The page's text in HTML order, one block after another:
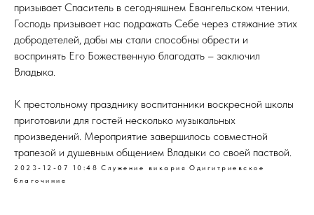
призывает Спаситель в сегодняшнем Евангельском чтении.
Господь призывает нас подражать Себе через стяжание этих
добродетелей, дабы мы стали способны обрести и
воспринять Его Божественную благодать – заключил
Владыка.
К престольному празднику воспитанники воскресной школы
приготовили для гостей несколько музыкальных
произведений. Мероприятие завершилось совместной
трапезой и душевным общением Владыки со своей паствой.
2023-12-07 10:48 Служение викария Одигитриевское
благочиние